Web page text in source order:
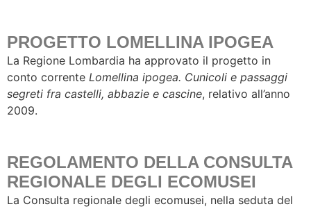
PROGETTO LOMELLINA IPOGEA
La Regione Lombardia ha approvato il progetto in
conto corrente Lomellina ipogea. Cunicoli e passaggi
segreti fra castelli, abbazie e cascine, relativo all’anno
2009.
REGOLAMENTO DELLA CONSULTA
REGIONALE DEGLI ECOMUSEI
La Consulta regionale degli ecomusei, nella seduta del